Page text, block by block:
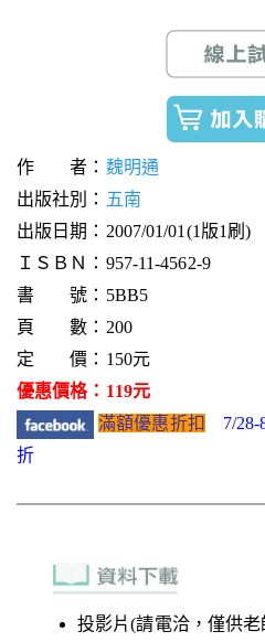
作 者： 魏明通
出版社別： 五南
出版日期：2007/01/01(1版1刷)
ＩＳＢＮ：957-11-4562-9
書 號：5BB5
頁 數：200
定 價：150元
優惠價格：119元
滿額優惠折扣
7/
折
投影片(請電洽，僅供老